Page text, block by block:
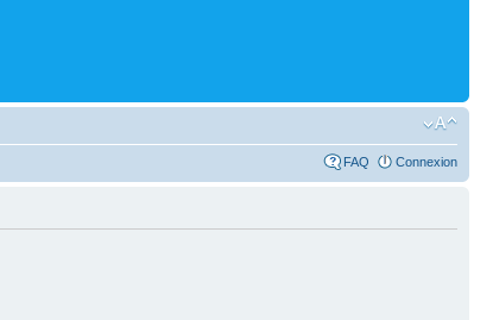
FAQ Connexion